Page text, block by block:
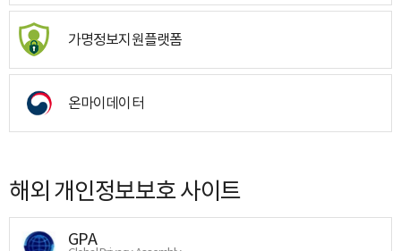
가명정보지원플랫폼
온마이데이터
해외 개인정보보호 사이트
GPA